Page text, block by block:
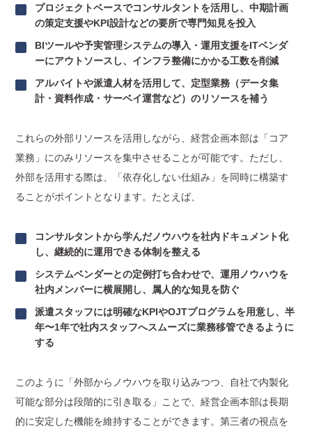
プロジェクトベースでコンサルタントを活用し、中期計画
の策定支援やKPI設計などの要所で専門知見を投入
BIツールや予実管理システムの導入・運用支援をITベンダ
ーにアウトソースし、インフラ整備にかかる工数を削減
アルバイトや派遣人材を活用して、定型業務（データ集
計・資料作成・サーベイ運営など）のリソースを補う
これらの外部リソースを活用しながら、経営企画本部は「コア
業務」にのみリソースを集中させることが可能です。ただし、
外部を活用する際は、「依存化しない仕組み」を同時に構築す
ることがポイントとなります。たとえば、
コンサルタントから学んだノウハウを社内ドキュメント化
し、継続的に運用できる体制を整える
システムベンダーとの定例打ち合わせで、運用ノウハウを
社内メンバーに横展開し、属人的な知見を防ぐ
派遣スタッフには明確なKPIやOJTプログラムを用意し、半
年〜1年で社内スタッフへスムーズに業務移管できるように
する
このように「外部からノウハウを取り込みつつ、自社で内製化
可能な部分は段階的に引き取る」ことで、経営企画本部は長期
的に安定した機能を維持することができます。第三者の視点を